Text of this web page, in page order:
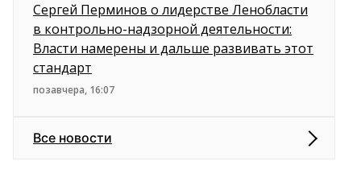
Сергей Перминов о лидерстве Ленобласти
в контрольно-надзорной деятельности:
Власти намерены и дальше развивать этот
стандарт
позавчера, 16:07
Все новости